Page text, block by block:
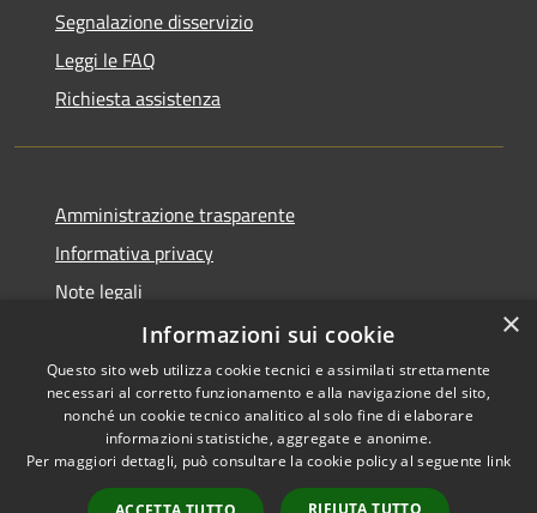
Segnalazione disservizio
Leggi le FAQ
Richiesta assistenza
Amministrazione trasparente
Informativa privacy
Note legali
Dichiarazione di accessibilità
RSS
Accessibilità
Copyright © 2026 • Città di
×
Informazioni sui cookie
Questo sito web utilizza cookie tecnici e assimilati strettamente
necessari al corretto funzionamento e alla navigazione del sito,
nonché un cookie tecnico analitico al solo fine di elaborare
informazioni statistiche, aggregate e anonime.
Per maggiori dettagli, può consultare la cookie policy al seguente link
RIFIUTA TUTTO